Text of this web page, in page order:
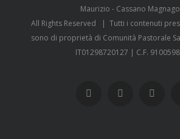
Maurizio - Cassano
All Rights Reserved | Tutti i contenuti
sono di proprietà di Comunità Pastorale
IT01298720127 | C.F.
WhatsAppYouTube